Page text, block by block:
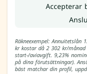
Accepterar
Räkneexempel:
kr kostar då 2 302 kr/
start-/aviavgift. 9,23%
på dina förutsättningar).
bäst matchar din profil,